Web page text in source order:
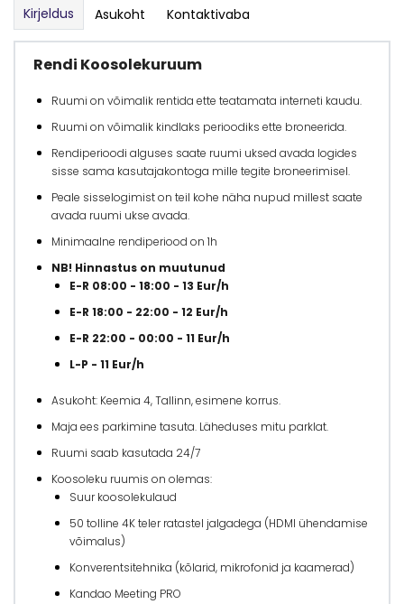
Kirjeldus Asukoht Kontaktivaba
Rendi Koosolekuruum
Ruumi on võimalik rentida ette teatamata interneti kaudu.
Ruumi on võimalik kindlaks perioodiks ette broneerida.
Rendiperioodi alguses saate ruumi uksed avada logides
sisse sama kasutajakontoga mille tegite broneerimisel.
Peale sisselogimist on teil kohe näha nupud millest saate
avada ruumi ukse avada.
Minimaalne rendiperiood on 1h
NB! Hinnastus on muutunud
E-R 08:00 - 18:00 - 13 Eur/h
E-R 18:00 - 22:00 - 12 Eur/h
E-R 22:00 - 00:00 - 11 Eur/h
L-P - 11 Eur/h
Asukoht: Keemia 4, Tallinn, esimene korrus.
Maja ees parkimine tasuta. Läheduses mitu parklat.
Ruumi saab kasutada 24/7
Koosoleku ruumis on olemas:
Suur koosolekulaud
50 tolline 4K teler ratastel jalgadega (HDMI ühendamise
võimalus)
Konverentsitehnika (kõlarid, mikrofonid ja kaamerad)
Kandao Meeting PRO